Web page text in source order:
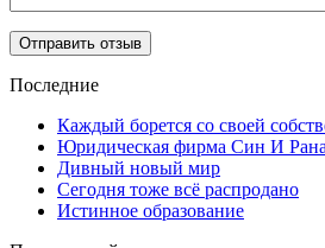
Последние
Каждый борется со своей
Юридическая фирма Син И Рана
Дивный новый мир
Сегодня тоже всё распродано
Истинное образование